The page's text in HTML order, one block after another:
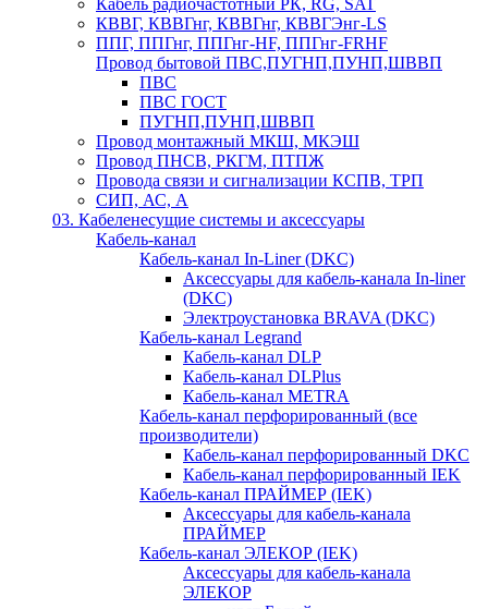
Кабель радиочастотный РК, RG, SAT
КВВГ, КВВГнг, КВВГнг, КВВГЭнг-LS
ППГ, ППГнг, ППГнг-HF, ППГнг-FRHF
Провод бытовой ПВС,ПУГНП,ПУНП,ШВВП
ПВС
ПВС ГОСТ
ПУГНП,ПУНП,ШВВП
Провод монтажный МКШ, МКЭШ
Провод ПНСВ, РКГМ, ПТПЖ
Провода связи и сигнализации КСПВ, ТРП
СИП, АС, А
03. Кабеленесущие системы и аксессуары
Кабель-канал
Кабель-канал In-Liner (DKC)
Аксессуары для кабель-канала In-liner
(DKC)
Электроустановка BRAVA (DKC)
Кабель-канал Legrand
Кабель-канал DLP
Кабель-канал DLPlus
Кабель-канал METRA
Кабель-канал перфорированный (все
производители)
Кабель-канал перфорированный DKC
Кабель-канал перфорированный IEK
Кабель-канал ПРАЙМЕР (IEK)
Аксессуары для кабель-канала
ПРАЙМЕР
Кабель-канал ЭЛЕКОР (IEK)
Аксессуары для кабель-канала
ЭЛЕКОР